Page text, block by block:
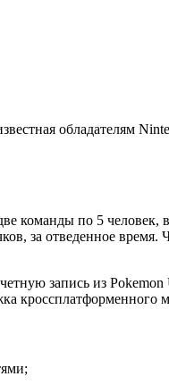
обладателям
команды по 5
за отведенное
запись из
кроссплатформенного